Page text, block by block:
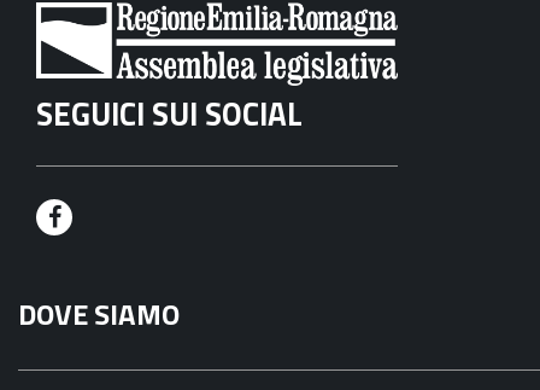
SEGUICI SUI SOCIAL
F
c
e
DOVE SIAMO